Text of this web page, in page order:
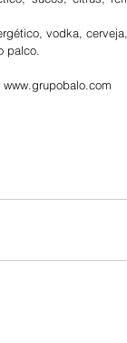
vodka,
palco.